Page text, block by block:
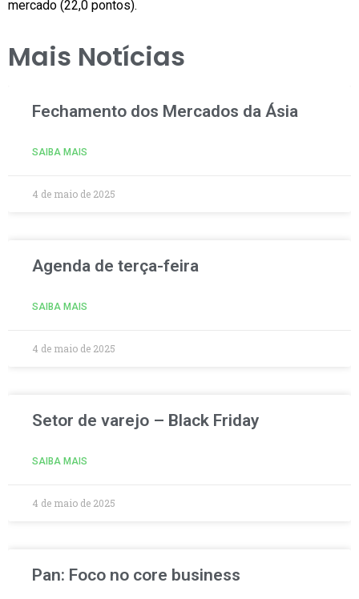
mercado (22,0 pontos).
Mais Notícias
Fechamento dos Mercados da Ásia
SAIBA MAIS
4 de maio de 2025
Agenda de terça-feira
SAIBA MAIS
4 de maio de 2025
Setor de varejo – Black Friday
SAIBA MAIS
4 de maio de 2025
Pan: Foco no core business